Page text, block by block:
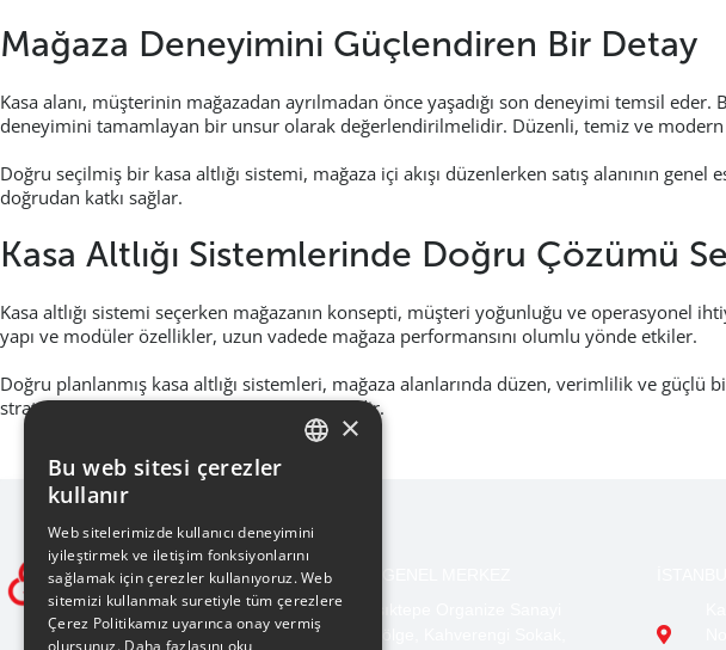
Mağaza Deneyimini Güçlendiren Bir Detay
Kasa alanı, müşterinin mağazadan ayrılmadan önce yaşadığı son deneyimi temsil
deneyimini tamamlayan bir unsur olarak değerlendirilmelidir. Düzenli, temiz ve modern
Doğru seçilmiş bir kasa altlığı sistemi, mağaza içi akışı düzenlerken satış alanının
doğrudan katkı sağlar.
Kasa Altlığı Sistemlerinde Doğru Çözümü
Kasa altlığı sistemi seçerken mağazanın konsepti, müşteri yoğunluğu ve operasyonel
yapı ve modüler özellikler, uzun vadede mağaza performansını olumlu yönde etkiler.
Doğru planlanmış kasa altlığı sistemleri, mağaza alanlarında düzen, verimlilik ve güçlü
stratejik bir yatırım olarak değerlendirilmelidir.
BURSA GENEL MERKEZ
×
Bu web sitesi çerezler
kullanır
Web sitelerimizde kullanıcı deneyimini
iyileştirmek ve iletişim fonksiyonlarını
sağlamak için çerezler kullanıyoruz. Web
sitemizi kullanmak suretiyle tüm çerezlere
Çerez Politikamız uyarınca onay vermiş
olursunuz. Daha fazlasını oku